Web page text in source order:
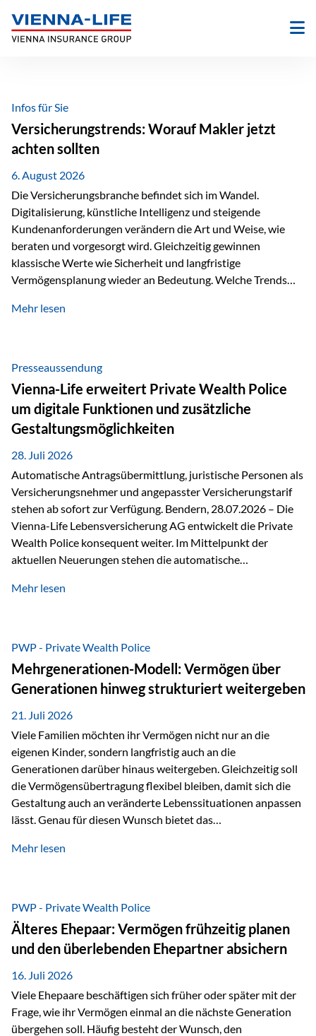
Inhalt
springen
Infos für Sie
Versicherungstrends: Worauf Makler jetzt
achten sollten
6. August 2026
Die Versicherungsbranche befindet sich im Wandel.
Digitalisierung, künstliche Intelligenz und steigende
Kundenanforderungen verändern die Art und Weise, wie
beraten und vorgesorgt wird. Gleichzeitig gewinnen
klassische Werte wie Sicherheit und langfristige
Vermögensplanung wieder an Bedeutung. Welche Trends
Blick behalten? Digitalisierung und KI verändern die
administrative Aufgaben, beschleunigen Abläufe und
schaffen mehr Zeit für das Wesentliche: die persönliche
Beratung. Gerade deshalb wird die individuelle Betreuung
zum entscheidenden Erfolgsfaktor. Technologie kann
unterstützen, Vertrauen entsteht jedoch weiterhin im
persönlichen Gespräch. Bei der Vienna-Life reagieren…
Mehr lesen
Presseaussendung
Vienna-Life erweitert Private Wealth Police
um digitale Funktionen und zusätzliche
Gestaltungsmöglichkeiten
28. Juli 2026
Automatische Antragsübermittlung, juristische Personen als
Versicherungsnehmer und angepasster Versicherungstarif
stehen ab sofort zur Verfügung. Bendern, 28.07.2026 – Die
Vienna-Life Lebensversicherung AG entwickelt die Private
Wealth Police konsequent weiter. Im Mittelpunkt der
aktuellen Neuerungen stehen die automatische
als Versicherungsnehmer einzusetzen, sowie eine
Abwicklung für Vertriebspartner deutlich effizienter
gestaltet. Anträge werden direkt elektronisch übermittelt,
Medienbrüche reduziert und die weitere Bearbeitung
beschleunigt. Ab sofort können auch juristische Personen,
wie Kapitalgesellschaften oder Stiftungen, als
Versicherungsnehmer eingesetzt werden. Damit erweitert
die Vienna-Life die Einsatzmöglichkeiten der Private Wealth
Police insbesondere für…
Mehr lesen
PWP - Private Wealth Police
Mehrgenerationen-Modell: Vermögen über
Generationen hinweg strukturiert weitergeben
21. Juli 2026
Viele Familien möchten ihr Vermögen nicht nur an die
eigenen Kinder, sondern langfristig auch an die
Generationen darüber hinaus weitergeben. Gleichzeitig soll
die Vermögensübertragung flexibel bleiben, damit sich die
Gestaltung auch an veränderte Lebenssituationen anpassen
lässt. Genau für diesen Wunsch bietet das
Vienna-Life eine interessante Lösung. Es ermöglicht,
Ausgangssituation Stellen Sie sich folgende Familie vor: Die
Großeltern haben über viele Jahre Vermögen aufgebaut. Ihr
Wunsch ist es, dieses Vermögen nicht nur den eigenen
Kindern, sondern langfristig auch den Enkeln zukommen zu…
Mehr lesen
PWP - Private Wealth Police
Älteres Ehepaar: Vermögen frühzeitig planen
und den überlebenden Ehepartner absichern
16. Juli 2026
Viele Ehepaare beschäftigen sich früher oder später mit der
Frage, wie ihr Vermögen einmal an die nächste Generation
übergehen soll. Häufig besteht der Wunsch, den